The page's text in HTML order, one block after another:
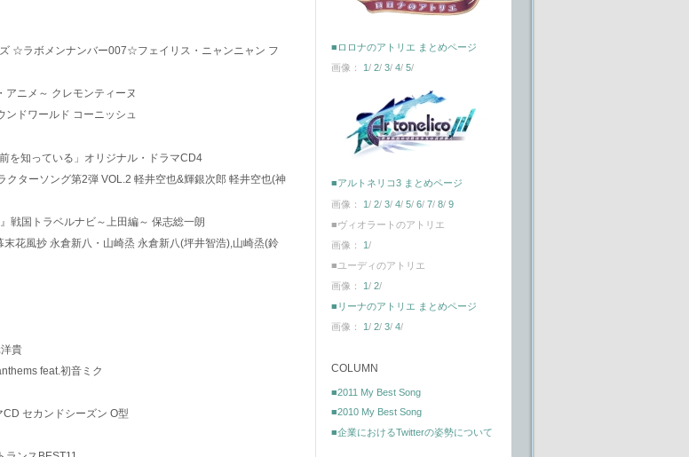
☆ラボメンナンバー007☆フェイリス・ニャンニャン フ
ニメ～ クレモンティーヌ
ドワールド コーニッシュ
を知っている」オリジナル・ドラマCD4
ターソング第2弾 VOL.2 軽井空也&輝銀次郎 軽井空也(神
戦国トラベルナビ～上田編～ 保志総一朗
花風抄 永倉新八・山崎烝 永倉新八(坪井智浩),山崎烝(鈴
貴
feat.初音ミク
セカンドシーズン O型
■ロロナのアトリエ まとめページ
画像： 1 / 2/ 3/ 4/ 5/
■アルトネリコ3 まとめページ
画像： 1/ 2/ 3/ 4/ 5/ 6/ 7/ 8/ 9
■ヴィオラートのアトリエ
画像： 1/
■ユーディのアトリエ
画像： 1/ 2/
■リーナのアトリエ まとめページ
画像： 1/ 2/ 3/ 4/
COLUMN
■2011 My Best Song
■2010 My Best Song
■企業におけるTwitterの姿勢について